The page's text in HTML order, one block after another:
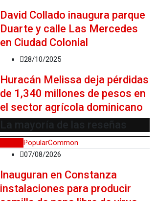
David Collado inaugura parque
Duarte y calle Las Mercedes
en Ciudad Colonial
28/10/2025
Huracán Melissa deja pérdidas
de 1,340 millones de pesos en
el sector agrícola dominicano
La mayoría de las reseñas
PopularCommon
07/08/2026
Inauguran en Constanza
instalaciones para producir